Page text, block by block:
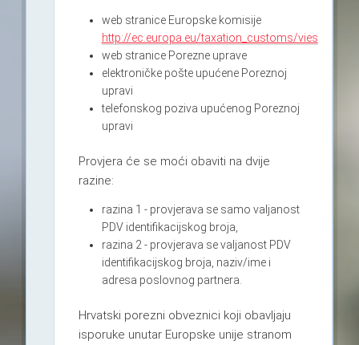
web stranice Europske komisije
http://ec.europa.eu/taxation_customs/vies
web stranice Porezne uprave
elektroničke pošte upućene Poreznoj
upravi
telefonskog poziva upućenog Poreznoj
upravi
Provjera će se moći obaviti na dvije
razine:
razina 1 - provjerava se samo valjanost
PDV identifikacijskog broja,
razina 2 - provjerava se valjanost PDV
identifikacijskog broja, naziv/ime i
adresa poslovnog partnera.
Hrvatski porezni obveznici koji obavljaju
isporuke unutar Europske unije stranom